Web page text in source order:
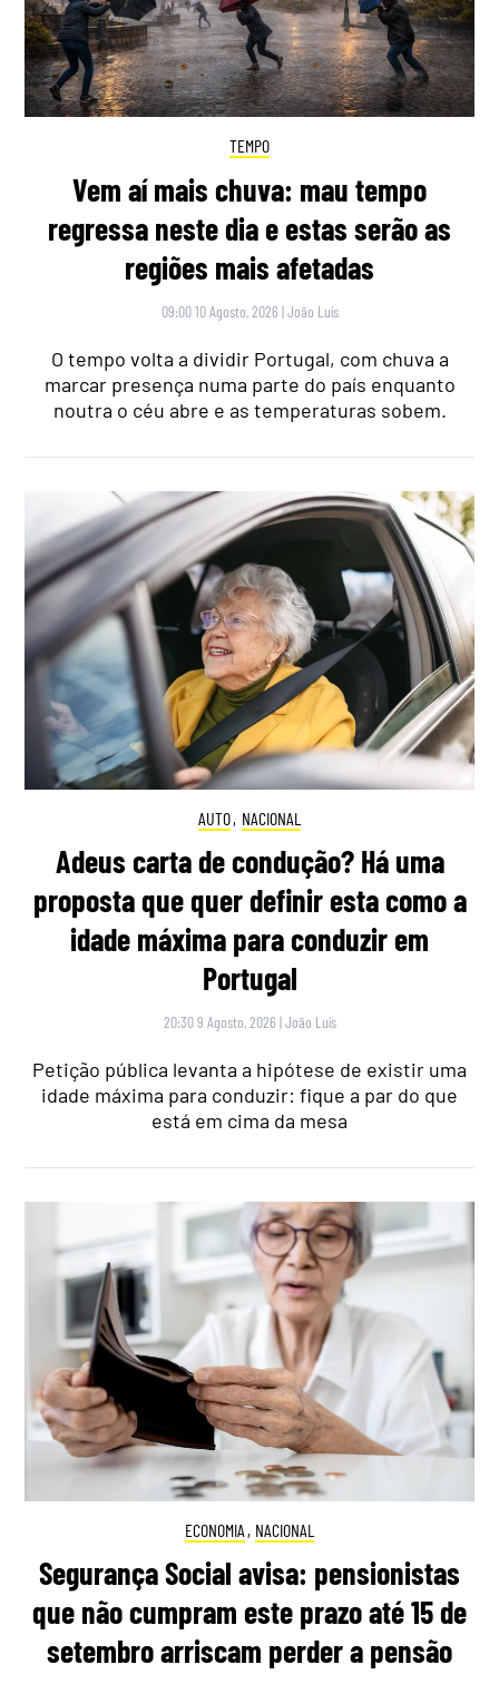
TEMPO
Vem aí mais chuva: mau tempo
regressa neste dia e estas serão as
regiões mais afetadas
09:00 10 Agosto, 2026 |João Luís
O tempo volta a dividir Portugal, com chuva a
marcar presença numa parte do país enquanto
noutra o céu abre e as temperaturas sobem.
AUTO, NACIONAL
Adeus carta de condução? Há uma
proposta que quer definir esta como a
idade máxima para conduzir em
Portugal
20:30 9 Agosto, 2026 |João Luís
Petição pública levanta a hipótese de existir uma
idade máxima para conduzir: fique a par do que
está em cima da mesa
ECONOMIA , NACIONAL
Segurança Social avisa: pensionistas
que não cumpram este prazo até 15 de
setembro arriscam perder a pensão